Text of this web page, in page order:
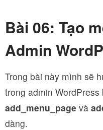
Bài 06: Tạo
Admin
Trong bài này mình sẽ
trong admin
add_menu_page và
dàng.